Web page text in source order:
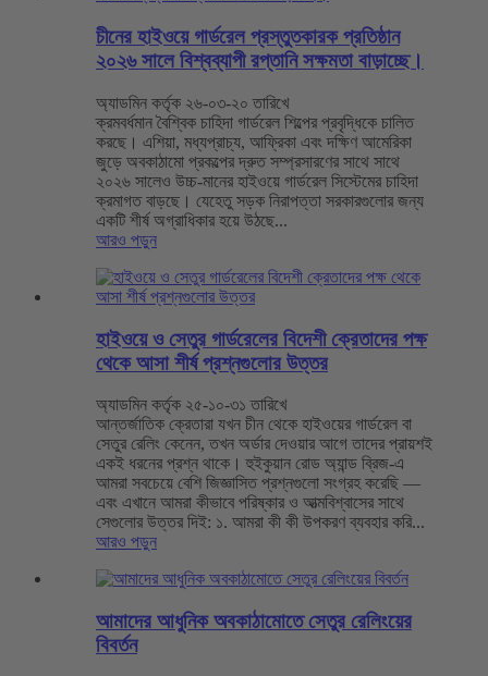
চীনের হাইওয়ে গার্ডরেল প্রস্তুতকারক প্রতিষ্ঠান
২০২৬ সালে বিশ্বব্যাপী রপ্তানি সক্ষমতা বাড়াচ্ছে।
অ্যাডমিন কর্তৃক ২৬-০৩-২০ তারিখে
ক্রমবর্ধমান বৈশ্বিক চাহিদা গার্ডরেল শিল্পের প্রবৃদ্ধিকে চালিত
করছে। এশিয়া, মধ্যপ্রাচ্য, আফ্রিকা এবং দক্ষিণ আমেরিকা
জুড়ে অবকাঠামো প্রকল্পের দ্রুত সম্প্রসারণের সাথে সাথে
২০২৬ সালেও উচ্চ-মানের হাইওয়ে গার্ডরেল সিস্টেমের চাহিদা
ক্রমাগত বাড়ছে। যেহেতু সড়ক নিরাপত্তা সরকারগুলোর জন্য
একটি শীর্ষ অগ্রাধিকার হয়ে উঠছে...
আরও পড়ুন
হাইওয়ে ও সেতুর গার্ডরেলের বিদেশী ক্রেতাদের পক্ষ
থেকে আসা শীর্ষ প্রশ্নগুলোর উত্তর
অ্যাডমিন কর্তৃক ২৫-১০-৩১ তারিখে
আন্তর্জাতিক ক্রেতারা যখন চীন থেকে হাইওয়ের গার্ডরেল বা
সেতুর রেলিং কেনেন, তখন অর্ডার দেওয়ার আগে তাদের প্রায়শই
একই ধরনের প্রশ্ন থাকে। হুইকুয়ান রোড অ্যান্ড ব্রিজ-এ
আমরা সবচেয়ে বেশি জিজ্ঞাসিত প্রশ্নগুলো সংগ্রহ করেছি —
এবং এখানে আমরা কীভাবে পরিষ্কার ও আত্মবিশ্বাসের সাথে
সেগুলোর উত্তর দিই: ১. আমরা কী কী উপকরণ ব্যবহার করি...
আরও পড়ুন
আমাদের আধুনিক অবকাঠামোতে সেতুর রেলিংয়ের
বিবর্তন